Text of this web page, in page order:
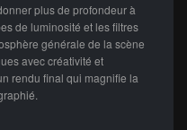
plus de profondeur à
de luminosité et les filtres
générale de la scène
avec créativité et
rendu final qui magnifie la